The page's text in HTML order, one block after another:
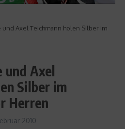
und Axel Teichmann holen Silber im
und Axel
Silber im
Herren
2010